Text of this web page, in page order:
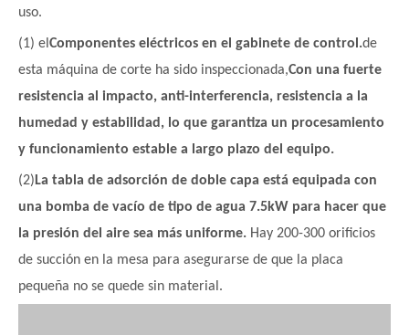
uso.
(1) el Componentes eléctricos en el gabinete de control.de
esta máquina de corte ha sido inspeccionada,Con una fuerte
resistencia al impacto, anti-interferencia, resistencia a la
humedad y estabilidad, lo que garantiza un procesamiento
y funcionamiento estable a largo plazo del equipo.
(2) La tabla de adsorción de doble capa está equipada con
una bomba de vacío de tipo de agua 7.5kW para hacer que
la presión del aire sea más uniforme. Hay 200-300 orificios
de succión en la mesa para asegurarse de que la placa
pequeña no se quede sin material.